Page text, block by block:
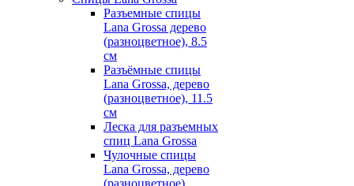
Разъемные спицы
Lana Grossa дерево
(разноцветное), 8.5
см
Разъёмные спицы
Lana Grossa, дерево
(разноцветное), 11.5
см
Леска для разъемных
спиц Lana Grossa
Чулочные спицы
Lana Grossa, дерево
(разноцветное)